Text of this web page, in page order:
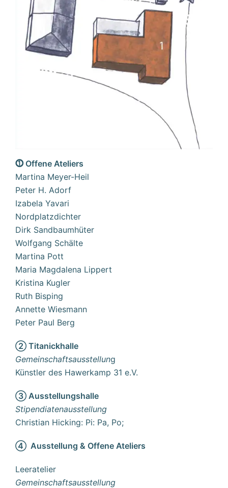
⓵ Offene Ateliers
Martina Meyer-Heil
Peter H. Adorf
Izabela Yavari
Nordplatzdichter
Dirk Sandbaumhüter
Wolfgang Schälte
Martina Pott
Maria Magdalena Lippert
Kristina Kugler
Ruth Bisping
Annette Wiesmann
Peter Paul Berg
② Titanickhalle
Gemeinschaftsausstellung
Künstler des Hawerkamp 31 e.V.
③ Ausstellungshalle
Stipendiatenausstellung
Christian Hicking: Pi: Pa, Po;
④ Ausstellung & Offene Ateliers
Leeratelier
Gemeinschaftsausstellung